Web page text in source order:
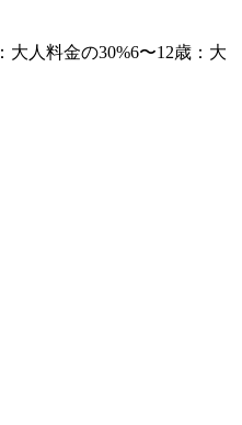
：大人料金の30%6〜12歳 ：大